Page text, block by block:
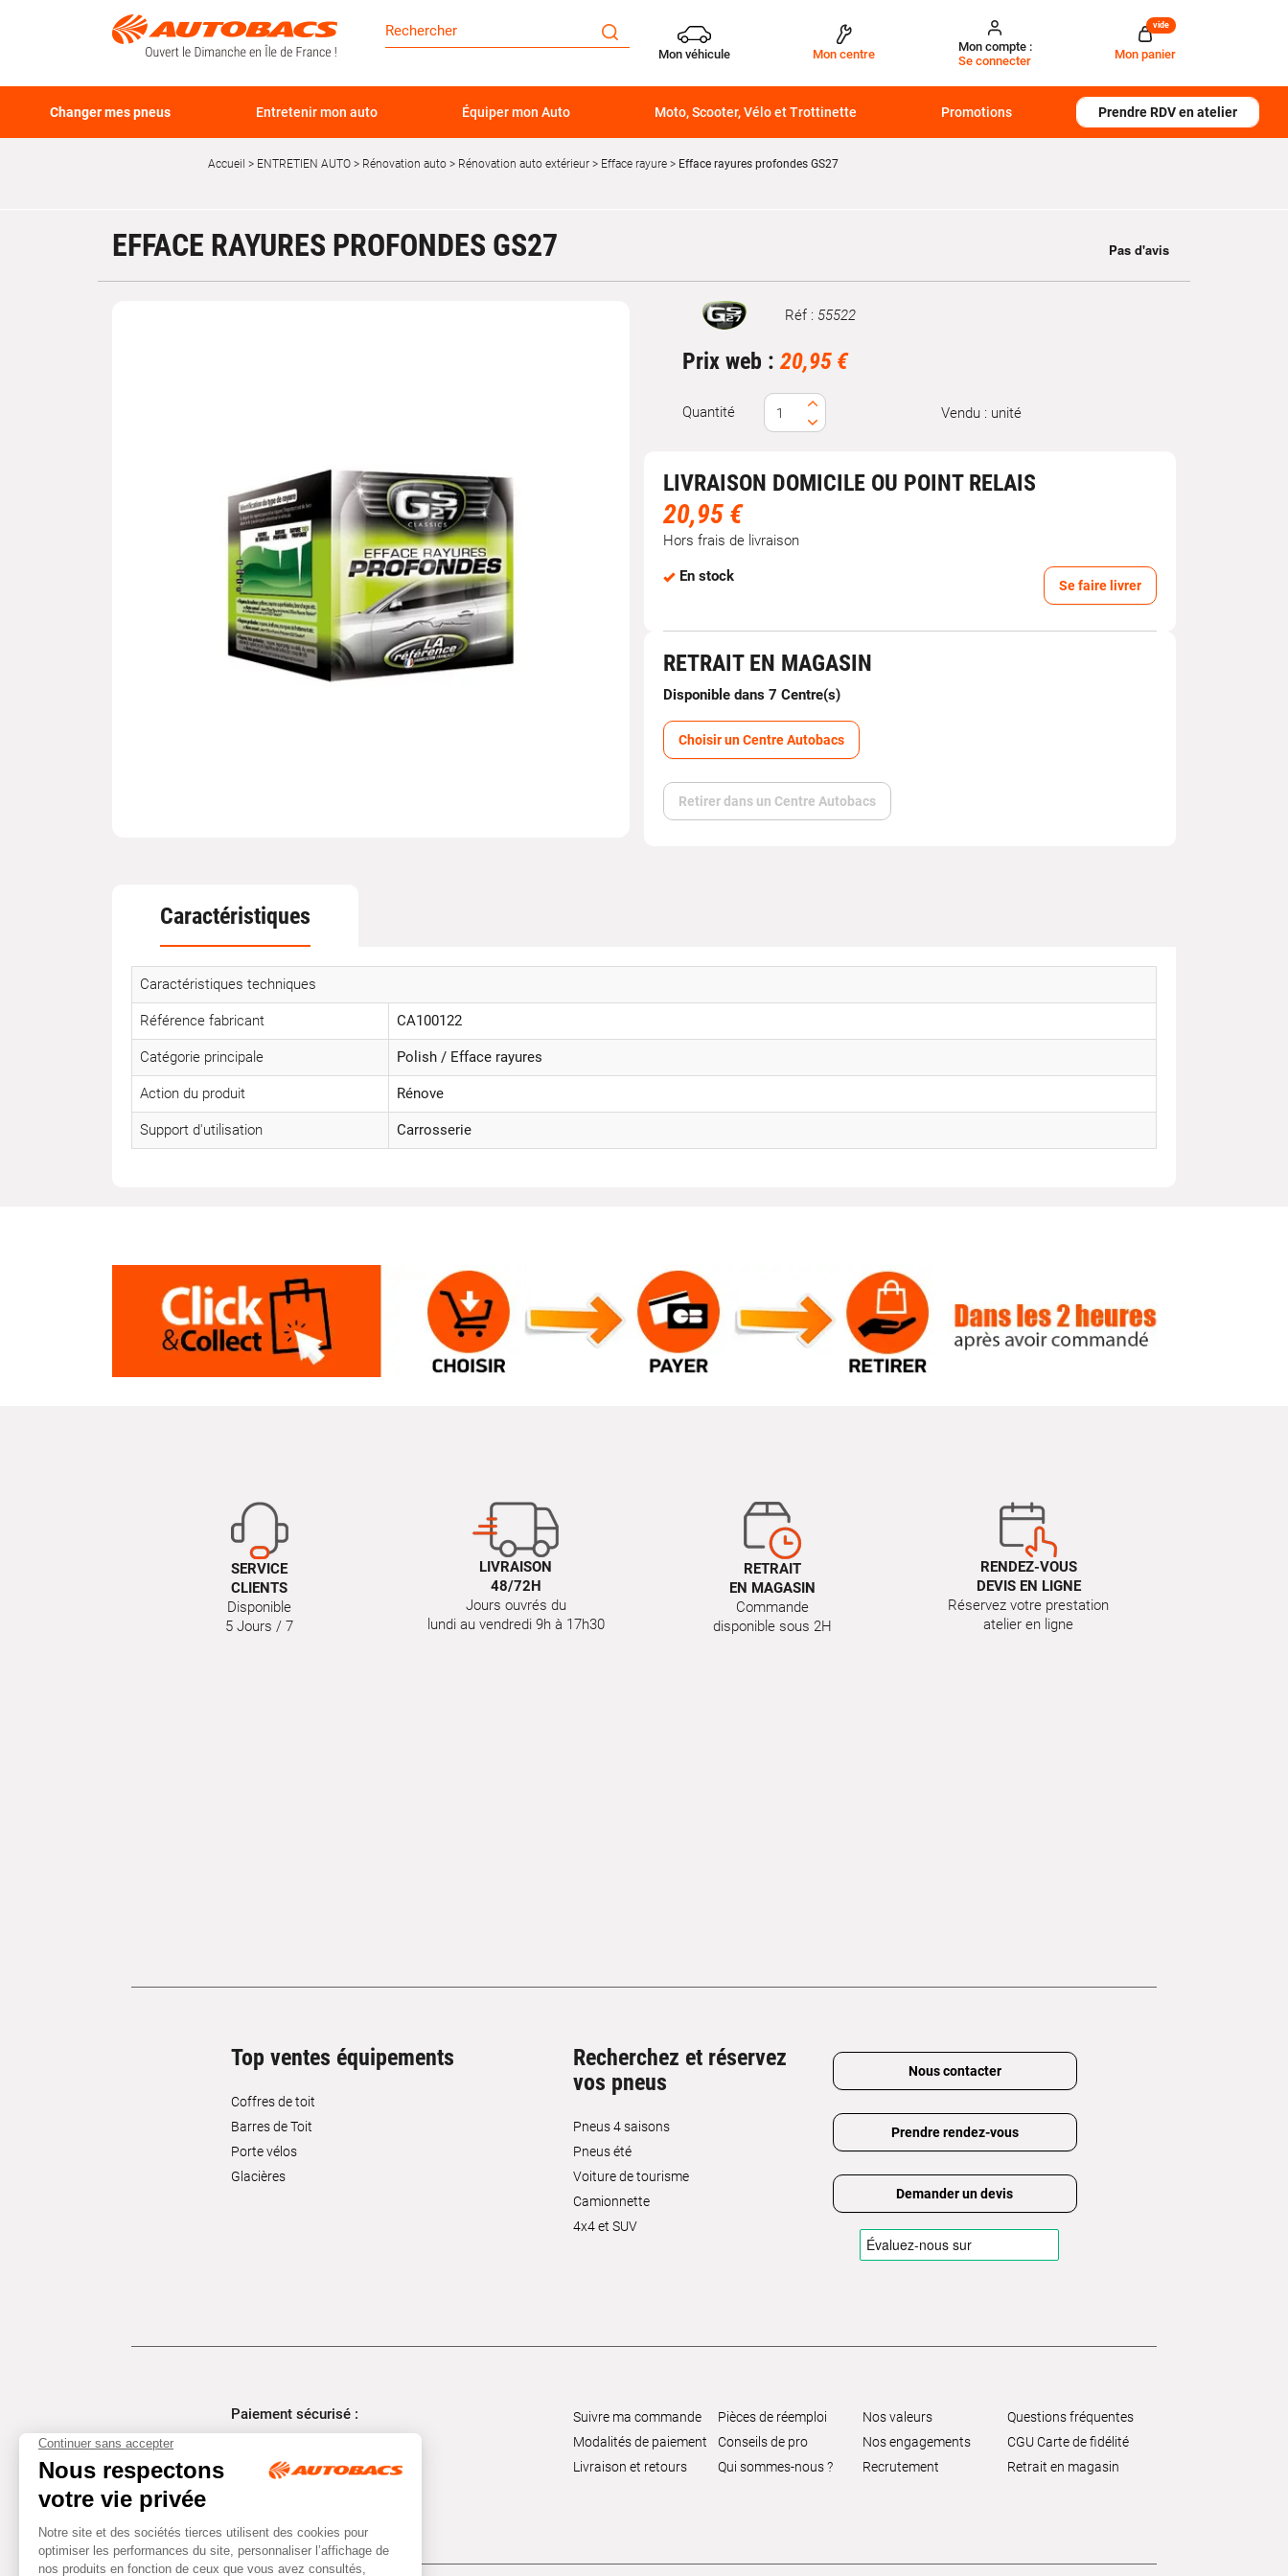
Mon véhicule Mon centre
Mon compte :
Se connecter
Mon panier
vide
Changer mes pneus Entretenir mon auto Équiper mon Auto Moto, Scooter, Vélo et Trottinette Promotions Prendre RDV en atelier
Accueil ENTRETIEN AUTO Rénovation auto Rénovation auto extérieur Efface rayure Efface rayures profondes GS27
EFFACE RAYURES PROFONDES GS27
Marque Réf : 55522
Prix web : 20,95 €
Quantité Vendu : unité
LIVRAISON DOMICILE OU POINT RELAIS
20,95 €
Hors frais de livraison
En stock
Se faire livrer
RETRAIT EN MAGASIN
Disponible dans 7 Centre(s)
Choisir un Centre Autobacs
Retirer dans un Centre Autobacs
Caractéristiques
Caractéristiques techniques
Référence fabricant CA100122
Catégorie principale Polish / Efface rayures
Action du produit Rénove
Support d'utilisation Carrosserie
SERVICE
CLIENTS
Disponible
5 Jours / 7
LIVRAISON
48/72H
Jours ouvrés du
lundi au vendredi 9h à 17h30
RETRAIT
EN MAGASIN
Commande
disponible sous 2H
RENDEZ-VOUS
DEVIS EN LIGNE
Réservez votre prestation
atelier en ligne
Top ventes équipements
Coffres de toit
Barres de Toit
Porte vélos
Glacières
Recherchez et réservez
vos pneus
Pneus 4 saisons
Pneus été
Voiture de tourisme
Camionnette
4x4 et SUV
Nous contacter
Prendre rendez-vous
Demander un devis
Paiement sécurisé :
Suivre ma commande
Modalités de paiement
Livraison et retours
Pièces de réemploi
Conseils de pro
Qui sommes-nous ?
Nos valeurs
Nos engagements
Recrutement
Questions fréquentes
CGU Carte de fidélité
Retrait en magasin